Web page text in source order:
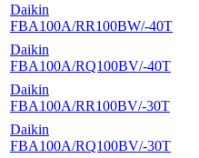
Daikin
FBA100A/RR100BW/-40T
Daikin
FBA100A/RQ100BV/-40T
Daikin
FBA100A/RR100BV/-30T
Daikin
FBA100A/RQ100BV/-30T